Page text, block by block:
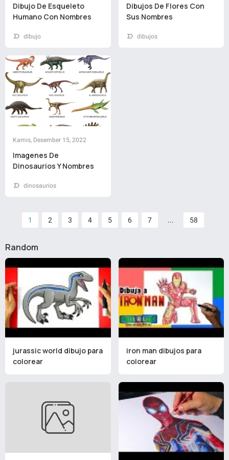
Dibujo De Esqueleto
Humano Con Nombres
dibujo
Dibujos De Flores Con
Sus Nombres
dibujos
Kamis, Desember 15, 2022
Imagenes De
Dinosaurios Y Nombres
dinosaurios
1 2 3 4 5 6 7 ... 58
Random
jurassic world dibujo para
colorear
iron man dibujos para
colorear